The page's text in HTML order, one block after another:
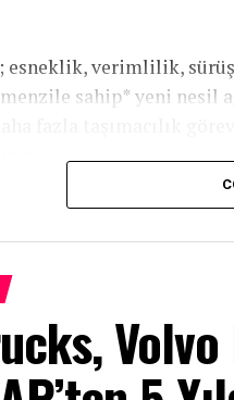
esneklik, verimlilik,
menzile sahip* yeni nesil
ve Servis Ticari
iyiyi nasıl yapabiliriz’
şirket de Volvo Trucks
çekici teslimatı
ilk elektrikli
ediyor. 700